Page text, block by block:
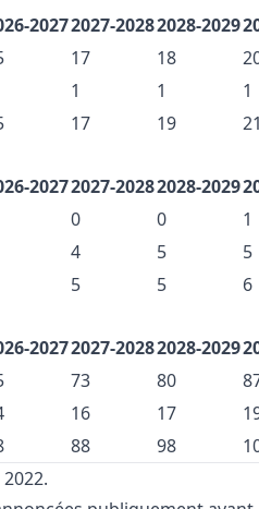
20272027-20282028-2029
17 18
1 1 1
17 19 21
20272027-20282028-2029
0 0 1
4 5 5
5 5 6
20272027-20282028-2029
73 80
16 17
88 98